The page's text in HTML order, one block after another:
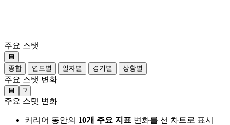
주요 스탯
💾
종합
연도별 일자별 경기별 상황별
주요 스탯 변화
💾 ?
주요 스탯 변화
커리어 동안의 10개 주요 지표 변화를 선 차트로 표시